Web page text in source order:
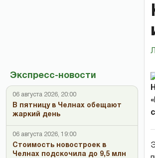
Экспресс-новости
06 августа 2026, 20:00
В пятницу в Челнах обещают
жаркий день
06 августа 2026, 19:00
Стоимость новостроек в
Челнах подскочила до 9,5 млн